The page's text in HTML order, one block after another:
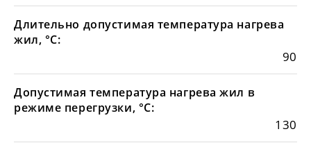
Длительно допустимая температура нагрева
жил, °С:
90
Допустимая температура нагрева жил в
режиме перегрузки, °С:
130